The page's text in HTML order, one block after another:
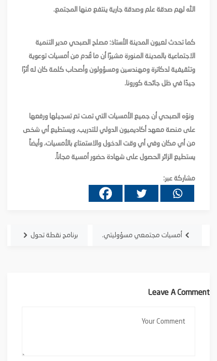
الله لهم صدقة علم وصدقة جارية ينتفع منها المجتمع.
كما تحدث لعيون المدينة الأستاذ: مصلح الصبحي مدير التنمية
الاجتماعية بالمدينة المنورة مشيرًا أن ما قُدم من أمسيات توعوية
وتثقيفية لدكاترة ومهندسين ومسؤولون وأصحاب كلمة كان له أثرًا
جيدًا في ظل جائحة كورونا.
ونوَه الصبحي أن جميع الأمسيات التي تمت تم تسجيلها ورفعها
على منصة معهد أكاديميون الدولي للتدريب، ويستطيع أي شخص
من أي مكان وفي أي وقت الدخول والاستمتاع بالأمسيات، وأيضاً
يستطيع الزائر الحصول على شهادة حضور أمسية مجاناً.
مشاركة عبر:
أمسيات مجتمعي مسؤوليتي. برنامج نقطة تحول
Leave A Comment